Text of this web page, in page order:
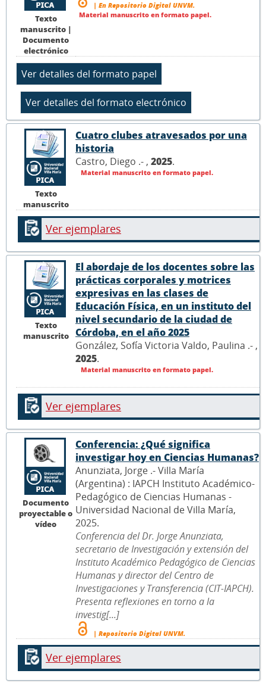
Texto
manuscrito |
Documento
electrónico
| En Repositorio Digital UNVM.
Material manuscrito en formato papel.
Texto
manuscrito
Cuatro clubes atravesados por una
historia
Castro, Diego .- , 2025.
Material manuscrito en formato papel.
Ver ejemplares
Texto
manuscrito
El abordaje de los docentes sobre las
prácticas corporales y motrices
expresivas en las clases de
Educación Física, en un instituto del
nivel secundario de la ciudad de
Córdoba, en el año 2025
González, Sofía Victoria Valdo, Paulina .- ,
2025.
Material manuscrito en formato papel.
Ver ejemplares
Documento
proyectable o
vídeo
Conferencia: ¿Qué significa
investigar hoy en Ciencias Humanas?
Anunziata, Jorge .- Villa María
(Argentina) : IAPCH Instituto Académico-
Pedagógico de Ciencias Humanas -
Universidad Nacional de Villa María,
2025.
Conferencia del Dr. Jorge Anunziata,
secretario de Investigación y extensión del
Instituto Académico Pedagógico de Ciencias
Humanas y director del Centro de
Investigaciones y Transferencia (CIT-IAPCH).
Presenta reflexiones en torno a la
investig[...]
| Repositorio Digital UNVM.
Ver ejemplares